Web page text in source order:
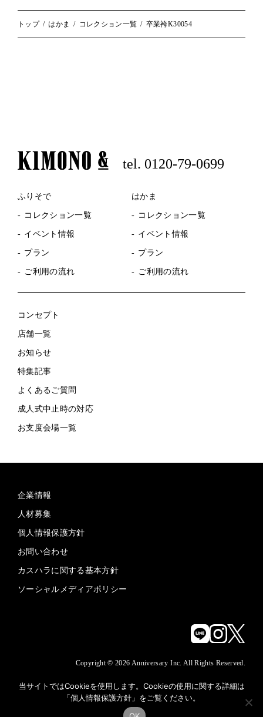
トップ はかま コレクション一覧 卒業袴K30054
tel. 0120-79-0699
ふりそで
コレクション一覧
イベント情報
プラン
ご利用の流れ
はかま
コレクション一覧
イベント情報
プラン
ご利用の流れ
コンセプト
店舗一覧
お知らせ
特集記事
よくあるご質問
成人式中止時の対応
お支度会場一覧
企業情報
人材募集
個人情報保護方針
お問い合わせ
カスハラに関する基本方針
ソーシャルメディアポリシー
Copyright © 2026 Anniversary Inc. All Rights Reserved.
当サイトではCookieを使用します。Cookieの使用に関する詳細は
「個人情報保護方針 」をご覧ください。